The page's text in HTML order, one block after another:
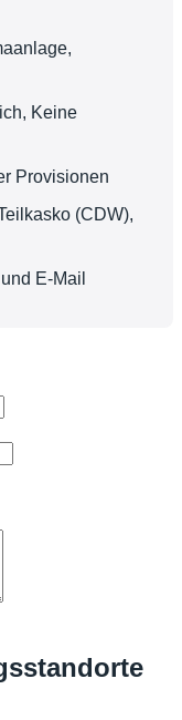
Keine
Provisionen
(CDW),
E-Mail